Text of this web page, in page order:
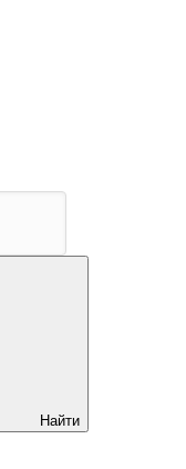
Найти